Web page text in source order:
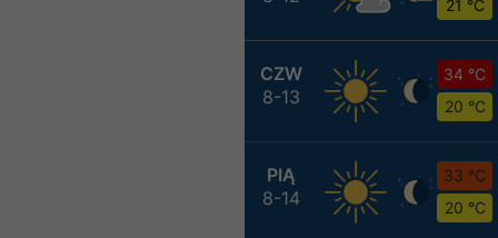
21 °C
CZW
8-13
34 °C
20 °C
PIĄ
8-14
33 °C
20 °C